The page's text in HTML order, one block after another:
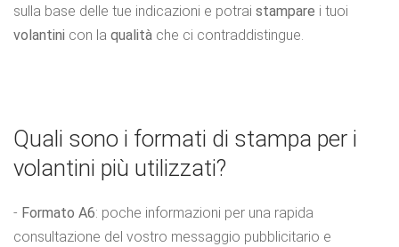
sulla base delle tue indicazioni e potrai stampare i tuoi
volantini con la qualità che ci contraddistingue.
Quali sono i formati di stampa per i
volantini più utilizzati?
- Formato A6: poche informazioni per una rapida
consultazione del vostro messaggio pubblicitario e